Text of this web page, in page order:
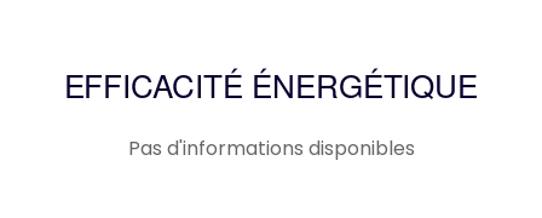
EFFICACITÉ ÉNERGÉTIQUE
Pas d'informations disponibles